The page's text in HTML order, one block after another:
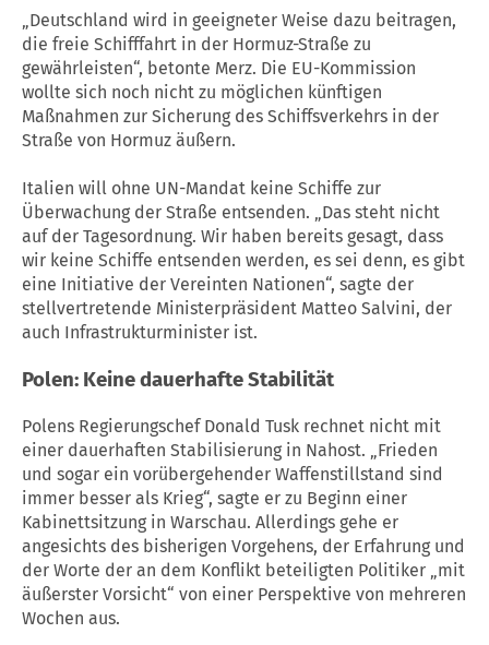
„Deutschland wird in geeigneter Weise dazu beitragen,
die freie Schifffahrt in der Hormuz-Straße zu
gewährleisten“, betonte Merz. Die EU-Kommission
wollte sich noch nicht zu möglichen künftigen
Maßnahmen zur Sicherung des Schiffsverkehrs in der
Straße von Hormuz äußern.
Italien will ohne UN-Mandat keine Schiffe zur
Überwachung der Straße entsenden. „Das steht nicht
auf der Tagesordnung. Wir haben bereits gesagt, dass
wir keine Schiffe entsenden werden, es sei denn, es gibt
eine Initiative der Vereinten Nationen“, sagte der
stellvertretende Ministerpräsident Matteo Salvini, der
auch Infrastrukturminister ist.
Polen: Keine dauerhafte Stabilität
Polens Regierungschef Donald Tusk rechnet nicht mit
einer dauerhaften Stabilisierung in Nahost. „Frieden
und sogar ein vorübergehender Waffenstillstand sind
immer besser als Krieg“, sagte er zu Beginn einer
Kabinettsitzung in Warschau. Allerdings gehe er
angesichts des bisherigen Vorgehens, der Erfahrung und
der Worte der an dem Konflikt beteiligten Politiker „mit
äußerster Vorsicht“ von einer Perspektive von mehreren
Wochen aus.